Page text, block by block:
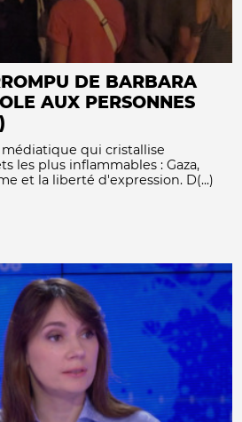
DE BARBARA
AUX PERSONNES
qui cristallise
les plus inflammables : Gaza,
et la liberté d'expression. D(...)